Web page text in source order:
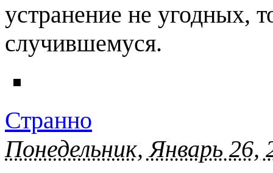
устранение не угодных,
случившемуся.
Странно
Понедельник, Январь